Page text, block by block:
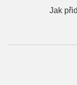
Jak